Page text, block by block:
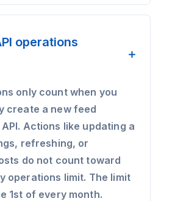
operations
only count when you
create a new feed
Actions like updating a
refreshing, or
do not count toward
operations limit. The limit
1st of every month.